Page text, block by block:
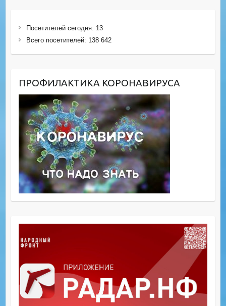
Посетителей сегодня: 13
Всего посетителей: 138 642
ПРОФИЛАКТИКА КОРОНАВИРУСА